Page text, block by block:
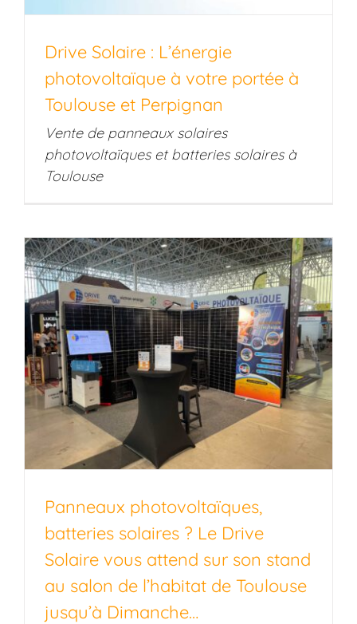
Drive Solaire : L’énergie
photovoltaïque à votre portée à
Toulouse et Perpignan
Vente de panneaux solaires
photovoltaïques et batteries solaires à
Toulouse
Panneaux photovoltaïques,
batteries solaires ? Le Drive
Solaire vous attend sur son stand
au salon de l’habitat de Toulouse
jusqu’à Dimanche…